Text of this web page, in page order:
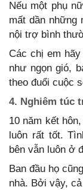
Nếu một phụ
mất dần những
nội trợ bình
Các chị em
như ngọn gió,
theo đuổi cuộc
4. Nghiêm túc
10 năm kết
luôn rất tốt.
bên vẫn luôn ở
Ban đầu họ
nhà. Bởi vậy,